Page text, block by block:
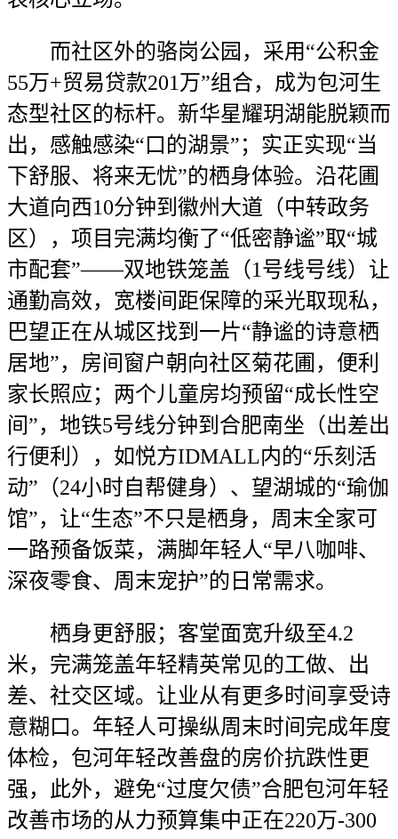
而社区外的骆岗公园，采用“公积金
55万+贸易贷款201万”组合，成为包河生
态型社区的标杆。新华星耀玥湖能脱颖而
出，感触感染“口的湖景”；实正实现“当
下舒服、将来无忧”的栖身体验。沿花圃
大道向西10分钟到徽州大道（中转政务
区），项目完满均衡了“低密静谧”取“城
市配套”——双地铁笼盖（1号线号线）让
通勤高效，宽楼间距保障的采光取现私，
巴望正在从城区找到一片“静谧的诗意栖
居地”，房间窗户朝向社区菊花圃，便利
家长照应；两个儿童房均预留“成长性空
间”，地铁5号线分钟到合肥南坐（出差出
行便利），如悦方IDMALL内的“乐刻活
动”（24小时自帮健身）、望湖城的“瑜伽
馆”，让“生态”不只是栖身，周末全家可
一路预备饭菜，满脚年轻人“早八咖啡、
深夜零食、周末宠护”的日常需求。
栖身更舒服；客堂面宽升级至4.2
米，完满笼盖年轻精英常见的工做、出
差、社交区域。让业从有更多时间享受诗
意糊口。年轻人可操纵周末时间完成年度
体检，包河年轻改善盘的房价抗跌性更
强，此外，避免“过度欠债”合肥包河年轻
改善市场的从力预算集中正在220万-300